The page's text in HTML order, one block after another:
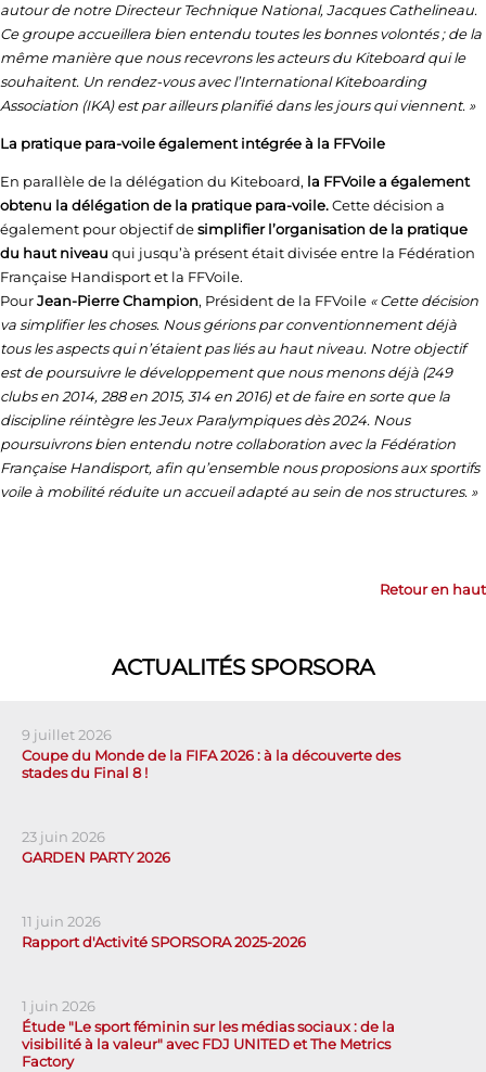
autour de notre Directeur Technique National, Jacques Cathelineau.
Ce groupe accueillera bien entendu toutes les bonnes volontés ; de la
même manière que nous recevrons les acteurs du Kiteboard qui le
souhaitent. Un rendez-vous avec l’International Kiteboarding
Association (IKA) est par ailleurs planifié dans les jours qui viennent. »
La pratique para-voile également intégrée à la FFVoile
En parallèle de la délégation du Kiteboard, la FFVoile a également
obtenu la délégation de la pratique para-voile.Cette décision a
également pour objectif desimplifier l’organisation de la pratique
du haut niveau qui jusqu’à présent était divisée entre la Fédération
Française Handisport et la FFVoile.
PourJean-Pierre Champion, Président de la FFVoile « Cette décision
va simplifier les choses. Nous gérions par conventionnement déjà
tous les aspects qui n’étaient pas liés au haut niveau. Notre objectif
est de poursuivre le développement que nous menons déjà (249
clubs en 2014, 288 en 2015, 314 en 2016) et de faire en sorte que la
discipline réintègre les Jeux Paralympiques dès 2024. Nous
poursuivrons bien entendu notre collaboration avec la Fédération
Française Handisport, afin qu’ensemble nous proposions aux sportifs
voile à mobilité réduite un accueil adapté au sein de nos structures. »
Retour en haut
ACTUALITÉS SPORSORA
9 juillet 2026
Coupe du Monde de la FIFA 2026 : à la découverte des
stades du Final 8 !
23 juin 2026
GARDEN PARTY 2026
11 juin 2026
Rapport d'Activité SPORSORA 2025-2026
1 juin 2026
Étude "Le sport féminin sur les médias sociaux : de la
visibilité à la valeur" avec FDJ UNITED et The Metrics
Factory